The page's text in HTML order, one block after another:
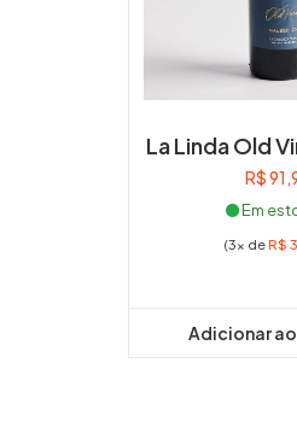
La Linda Old
R$
Em
(3x deR$
Adicionar